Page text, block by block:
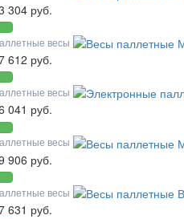
304 руб.
весы
612 руб.
весы
041 руб.
весы
906 руб.
весы
631 руб.